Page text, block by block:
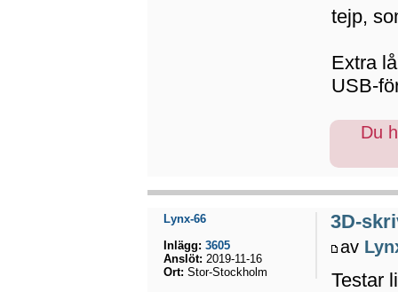
tejp,
Extra
USB-
Du
3D-
av
Testar
Lynx-66
Inlägg: 3605
Anslöt: 2019-11-16
Ort: Stor-Stockholm